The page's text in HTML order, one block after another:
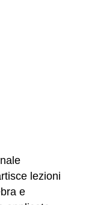
lezioni
e